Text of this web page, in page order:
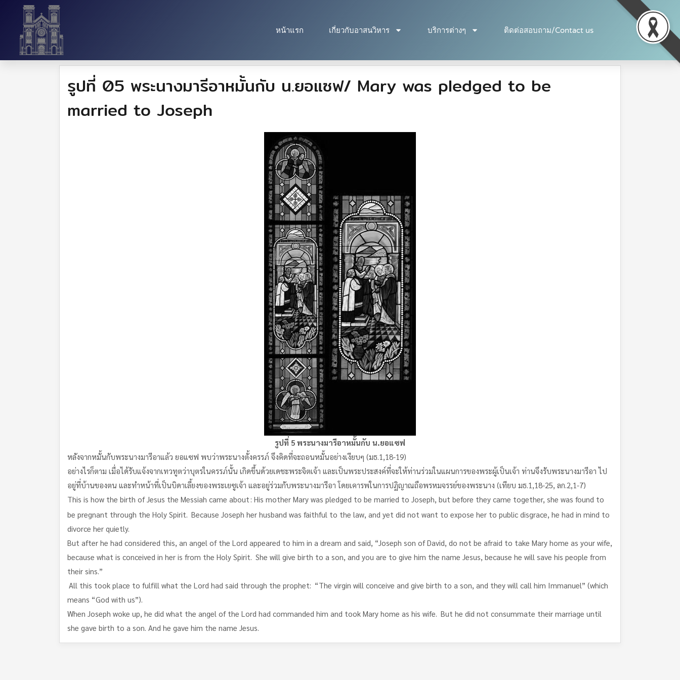
หน้าแรก เกี่ยวกับอาสนวิหาร บริการต่างๆ ติดต่อสอบถาม/Contact us
รูปที่ 05 พระนางมารีอาหมั้นกับ น.ยอแซฟ/ Mary was pledged to be
married to Joseph
รูปที่ 5 พระนางมารีอาหมั้นกับ น.ยอแซฟ
หลังจากหมั้นกับพระนางมารีอาแล้ว ยอแซฟ พบว่าพระนางตั้งครรภ์ จึงคิดที่จะถอนหมั้นอย่างเงียบๆ (มธ.1,18-19)
อย่างไรก็ตาม เมื่อได้รับแจ้งจากเทวทูตว่าบุตรในครรภ์นั้น เกิดขึ้นด้วยเดชะพระจิตเจ้า และเป็นพระประสงค์ที่จะให้ท่านร่วมในแผนการของพระผู้เป็นเจ้า ท่านจึงรับพระนางมารีอา ไป
อยู่ที่บ้านของตน และทำหน้าที่เป็นบิดาเลี้ยงของพระเยซูเจ้า และอยู่ร่วมกับพระนางมารีอา โดยเคารพในการปฏิญาณถือพรหมจรรย์ของพระนาง (เทียบ มธ.1,18-25, ลก.2,1-7)
This is how the birth of Jesus the Messiah came about : His mother Mary was pledged to be married to Joseph, but before they came together, she was found to
be pregnant through the Holy Spirit. Because Joseph her husband was faithful to the law, and yet did not want to expose her to public disgrace, he had in mind to
divorce her quietly.
But after he had considered this, an angel of the Lord appeared to him in a dream and said, “Joseph son of David, do not be afraid to take Mary home as your wife,
because what is conceived in her is from the Holy Spirit. She will give birth to a son, and you are to give him the name Jesus, because he will save his people from
their sins.”
All this took place to fulfill what the Lord had said through the prophet: “The virgin will conceive and give birth to a son, and they will call him Immanuel” (which
means “God with us”).
When Joseph woke up, he did what the angel of the Lord had commanded him and took Mary home as his wife. But he did not consummate their marriage until
she gave birth to a son. And he gave him the name Jesus.